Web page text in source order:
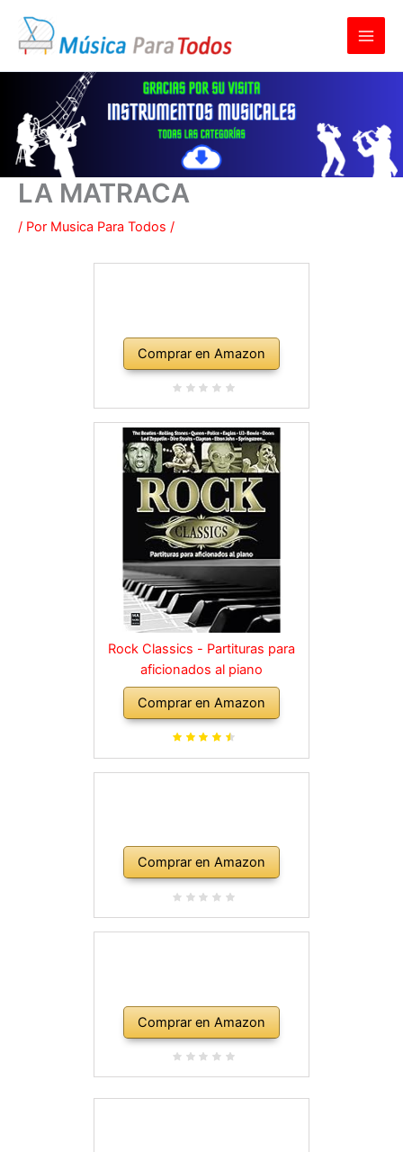
contenido
LA MATRACA
/ Por Musica Para Todos /
Comprar en Amazon
Rock Classics - Partituras para
aficionados al piano
Comprar en Amazon
Comprar en Amazon
Comprar en Amazon